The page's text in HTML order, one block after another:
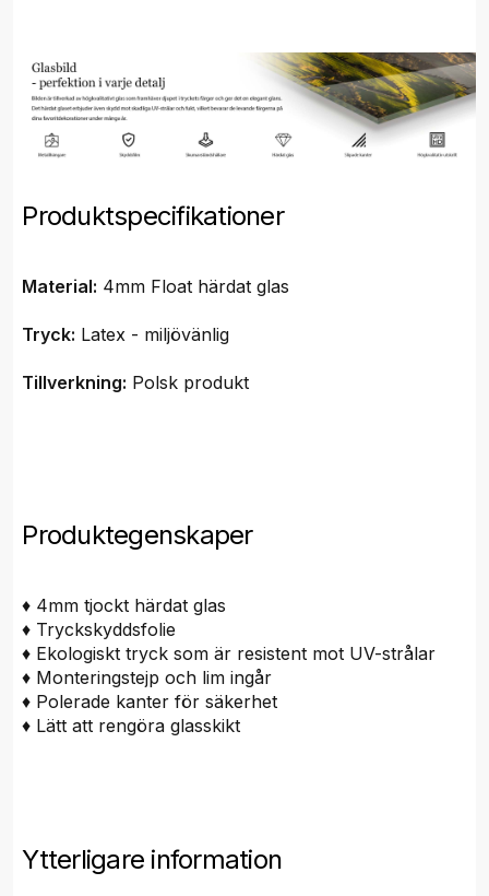
Produktspecifikationer
Material: 4mm Float härdat glas
Tryck: Latex - miljövänlig
Tillverkning: Polsk produkt
Produktegenskaper
♦ 4mm tjockt härdat glas
♦ Tryckskyddsfolie
♦ Ekologiskt tryck som är resistent mot UV-strålar
♦ Monteringstejp och lim ingår
♦ Polerade kanter för säkerhet
♦ Lätt att rengöra glasskikt
Ytterligare information